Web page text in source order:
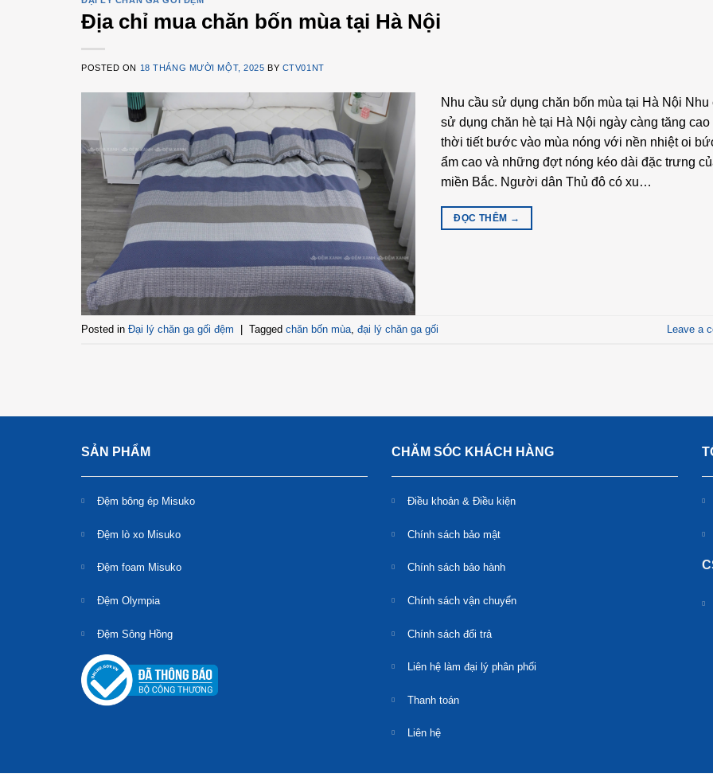
Địa chỉ mua chăn bốn mùa tại Hà Nội
POSTED ON 18 THÁNG MƯỜI MỘT, 2025 BY CTV01NT
Nhu cầu sử dụng chăn bốn mùa tại Hà Nội Nhu
sử dụng chăn hè tại Hà Nội ngày càng tăng cao
thời tiết bước vào mùa nóng với nền nhiệt oi
ẩm cao và những đợt nóng kéo dài đặc trưng
miền Bắc. Người dân Thủ đô có xu…
ĐỌC THÊM →
Posted in Đại lý chăn ga gối đệm | Tagged chăn bốn mùa đại lý chăn ga gối Leave a
SẢN PHẨM
Đệm bông ép Misuko
Đệm lò xo Misuko
Đệm foam Misuko
Đệm Olympia
Đệm Sông Hồng
CHĂM SÓC KHÁCH HÀNG
Điều khoản & Điều kiện
Chính sách bảo mật
Chính sách bảo hành
Chính sách vận chuyển
Chính sách đổi trả
Liên hệ làm đại lý phân phối
Thanh toán
Liên hệ